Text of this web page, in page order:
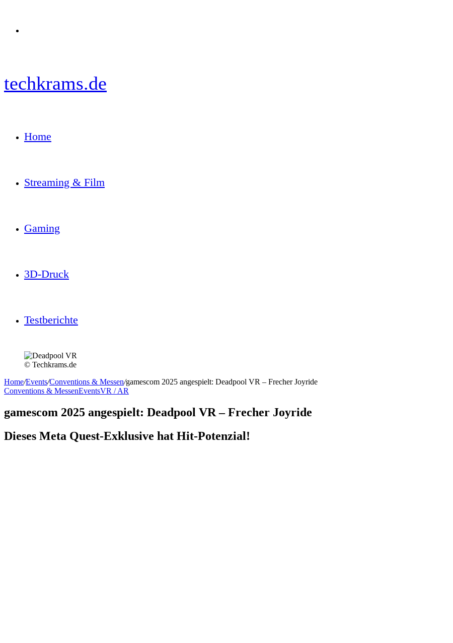
techkrams.de
Home
Streaming & Film
Gaming
3D-Druck
Testberichte
© Techkrams.de
Home/Events/Conventions & Messen/gamescom 2025 angespielt: Deadpool VR – Frecher Joyride
Conventions & MessenEventsVR / AR
gamescom 2025 angespielt: Deadpool VR – Frecher Joyride
Dieses Meta Quest-Exklusive hat Hit-Potenzial!